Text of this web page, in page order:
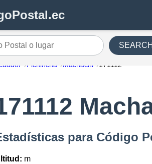
o lugar
Pichincha Machachi 171112
para Código
m